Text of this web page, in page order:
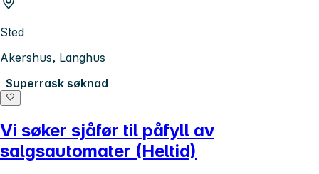
Sted
Akershus, Langhus
Superrask søknad
Vi søker sjåfør til påfyll av
salgsautomater (Heltid)